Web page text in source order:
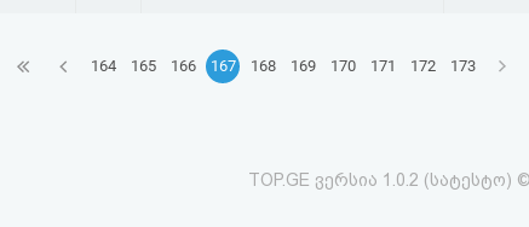
164 165 166 167 168 169 170 171 172 173
TOP.GE ვერსია 1.0.2 (სატესტო)